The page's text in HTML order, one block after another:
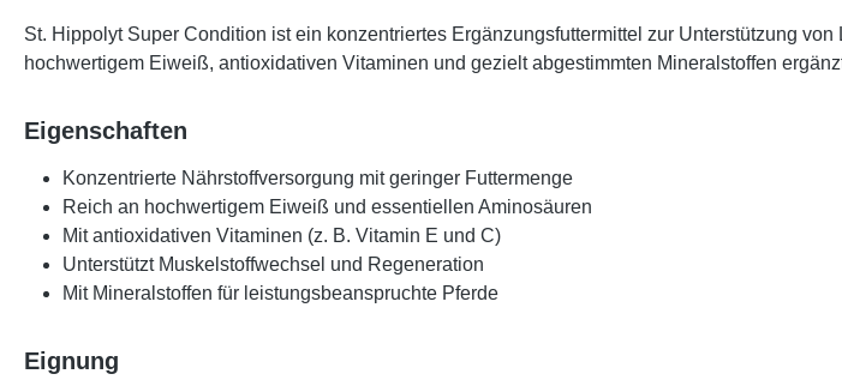
St. Hippolyt Super Condition ist ein konzentriertes Ergänzungsfuttermittel zur Unterstützung
hochwertigem Eiweiß, antioxidativen Vitaminen und gezielt abgestimmten Mineralstoffen
Eigenschaften
Konzentrierte Nährstoffversorgung mit geringer Futtermenge
Reich an hochwertigem Eiweiß und essentiellen Aminosäuren
Mit antioxidativen Vitaminen (z. B. Vitamin E und C)
Unterstützt Muskelstoffwechsel und Regeneration
Mit Mineralstoffen für leistungsbeanspruchte Pferde
Eignung